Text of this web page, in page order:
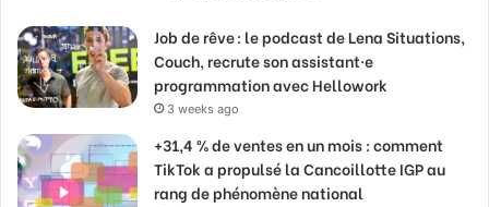
Job de rêve : le podcast de Lena Situations,
Couch, recrute son assistant·e
programmation avec Hellowork
3 weeks ago
+31,4 % de ventes en un mois : comment
TikTok a propulsé la Cancoillotte IGP au
rang de phénomène national